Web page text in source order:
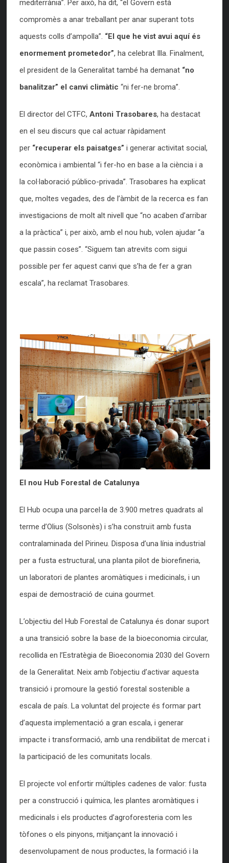
mediterrània”. Per això, ha dit, “el Govern està
compromès a anar treballant per anar superant tots
aquests colls d’ampolla”. “El que he vist avui aquí és
enormement prometedor”, ha celebrat Illa. Finalment,
el president de la Generalitat també ha demanat “no
banalitzar” el canvi climàtic “ni fer-ne broma”.
El director del CTFC, Antoni Trasobares, ha destacat
en el seu discurs que cal actuar ràpidament
per “recuperar els paisatges” i generar activitat social,
econòmica i ambiental “i fer-ho en base a la ciència i a
la col·laboració público-privada”. Trasobares ha explicat
que, moltes vegades, des de l’àmbit de la recerca es fan
investigacions de molt alt nivell que “no acaben d’arribar
a la pràctica” i, per això, amb el nou hub, volen ajudar “a
que passin coses”. “Siguem tan atrevits com sigui
possible per fer aquest canvi que s’ha de fer a gran
escala”, ha reclamat Trasobares.
El nou Hub Forestal de Catalunya
El Hub ocupa una parcel·la de 3.900 metres quadrats al
terme d’Olius (Solsonès) i s’ha construït amb fusta
contralaminada del Pirineu. Disposa d’una línia industrial
per a fusta estructural, una planta pilot de biorefineria,
un laboratori de plantes aromàtiques i medicinals, i un
espai de demostració de cuina gourmet.
L’objectiu del Hub Forestal de Catalunya és donar suport
a una transició sobre la base de la bioeconomia circular,
recollida en l’Estratègia de Bioeconomia 2030 del Govern
de la Generalitat. Neix amb l’objectiu d’activar aquesta
transició i promoure la gestió forestal sostenible a
escala de país. La voluntat del projecte és formar part
d’aquesta implementació a gran escala, i generar
impacte i transformació, amb una rendibilitat de mercat i
la participació de les comunitats locals.
El projecte vol enfortir múltiples cadenes de valor: fusta
per a construcció i química, les plantes aromàtiques i
medicinals i els productes d’agroforesteria com les
tòfones o els pinyons, mitjançant la innovació i
desenvolupament de nous productes, la formació i la